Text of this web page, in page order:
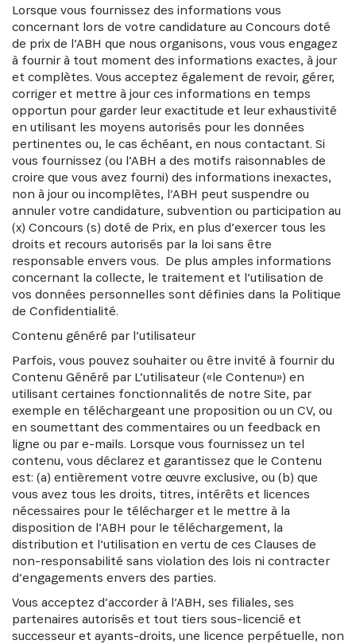
Lorsque vous fournissez des informations vous
concernant lors de votre candidature au Concours doté
de prix de l’ABH que nous organisons, vous vous engagez
à fournir à tout moment des informations exactes, à jour
et complètes. Vous acceptez également de revoir, gérer,
corriger et mettre à jour ces informations en temps
opportun pour garder leur exactitude et leur exhaustivité
en utilisant les moyens autorisés pour les données
pertinentes ou, le cas échéant, en nous contactant. Si
vous fournissez (ou l’ABH a des motifs raisonnables de
croire que vous avez fourni) des informations inexactes,
non à jour ou incomplètes, l’ABH peut suspendre ou
annuler votre candidature, subvention ou participation au
(x) Concours (s) doté de Prix, en plus d’exercer tous les
droits et recours autorisés par la loi sans être
responsable envers vous. De plus amples informations
concernant la collecte, le traitement et l’utilisation de
vos données personnelles sont définies dans la Politique
de Confidentialité.
Contenu généré par l’utilisateur
Parfois, vous pouvez souhaiter ou être invité à fournir du
Contenu Généré par L’utilisateur («le Contenu») en
utilisant certaines fonctionnalités de notre Site, par
exemple en téléchargeant une proposition ou un CV, ou
en soumettant des commentaires ou un feedback en
ligne ou par e-mails. Lorsque vous fournissez un tel
contenu, vous déclarez et garantissez que le Contenu
est: (a) entièrement votre œuvre exclusive, ou (b) que
vous avez tous les droits, titres, intérêts et licences
nécessaires pour le télécharger et le mettre à la
disposition de l’ABH pour le téléchargement, la
distribution et l’utilisation en vertu de ces Clauses de
non-responsabilité sans violation des lois ni contracter
d’engagements envers des parties.
Vous acceptez d’accorder à l’ABH, ses filiales, ses
partenaires autorisés et tout tiers sous-licencié et
successeur et ayants-droits, une licence perpétuelle, non